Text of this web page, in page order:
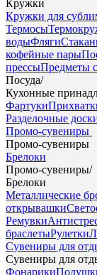
Кружки
Кружки для
Термосы
водыФляги
кофейные пары
прессыПредметы
Посуда/
Кухонные
Фартуки
Разделочные
Промо-сувениры
Промо-сувениры
Брелоки
Промо-сувениры/
Брелоки
Металлические
открывашки
Ремувки
браслетыРулетки
Сувениры для
Сувениры для
Фонарики